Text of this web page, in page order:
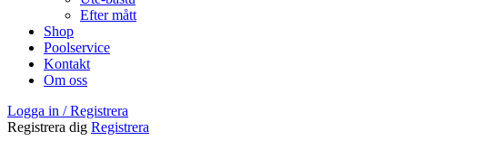
Efter mått
Shop
Poolservice
Kontakt
Om oss
Logga in / Registrera
Registrera dig Registrera